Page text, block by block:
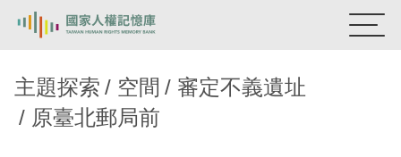
熱門關鍵字：陳孟和
主題探索 空間
審定不義遺址
原臺北郵局前